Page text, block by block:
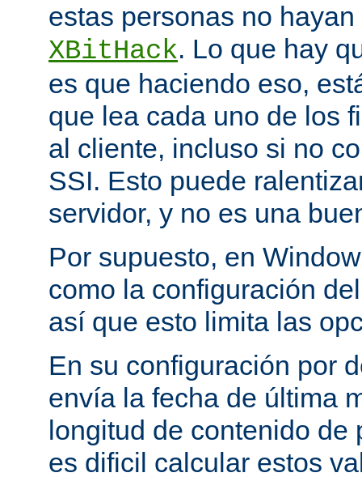
estas personas no
XBitHack. Lo que hay
es que haciendo eso,
que lea cada uno de los
al cliente, incluso si no
SSI. Esto puede
servidor, y no es una
Por supuesto, en
como la configuración
así que esto limita las
En su configuración por
envía la fecha de última
longitud de contenido
es dificil calcular estos